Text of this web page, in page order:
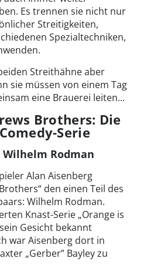
Es trennen sie nicht nur
Streitigkeiten,
Spezialtechniken,
Streithähne aber
sie müssen von einem Tag
eine Brauerei leiten...
Brothers: Die
Serie
Rodman
Alan Aisenberg
den einen Teil des
Wilhelm Rodman.
Knast-Serie „Orange is
Gesicht bekannt
war Aisenberg dort in
„Gerber” Bayley zu